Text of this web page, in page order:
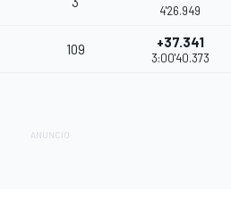
4'26.949
109 +37.341
3:00'40.373